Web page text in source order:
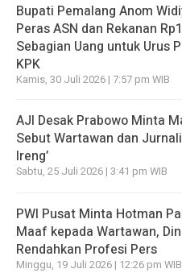
Bupati Pemalang Anom
Peras ASN dan Rekanan
Sebagian Uang untuk Urus
KPK
Kamis, 30 Juli 2026 | 7:57 pm WIB
AJI Desak Prabowo Minta
Sebut Wartawan dan
Ireng’
Sabtu, 25 Juli 2026 | 3:41 pm WIB
PWI Pusat Minta Hotman
Maaf kepada Wartawan,
Rendahkan Profesi Pers
Minggu, 19 Juli 2026 | 12:26 pm WIB